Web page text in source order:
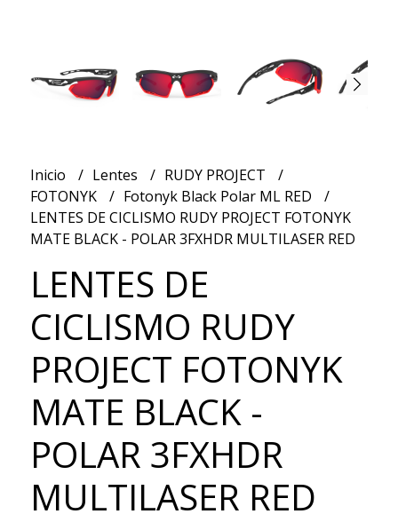
Inicio Lentes
RUDY PROJECT
FOTONYK
Fotonyk Black Polar ML RED
LENTES DE CICLISMO RUDY PROJECT FOTONYK
MATE BLACK - POLAR 3FXHDR MULTILASER RED
LENTES DE
CICLISMO RUDY
PROJECT FOTONYK
MATE BLACK -
POLAR 3FXHDR
MULTILASER RED